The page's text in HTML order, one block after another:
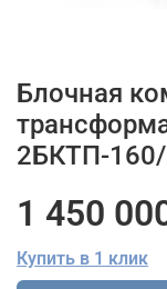
Блочная
2БКТП-
1 450
Купить в 1 клик